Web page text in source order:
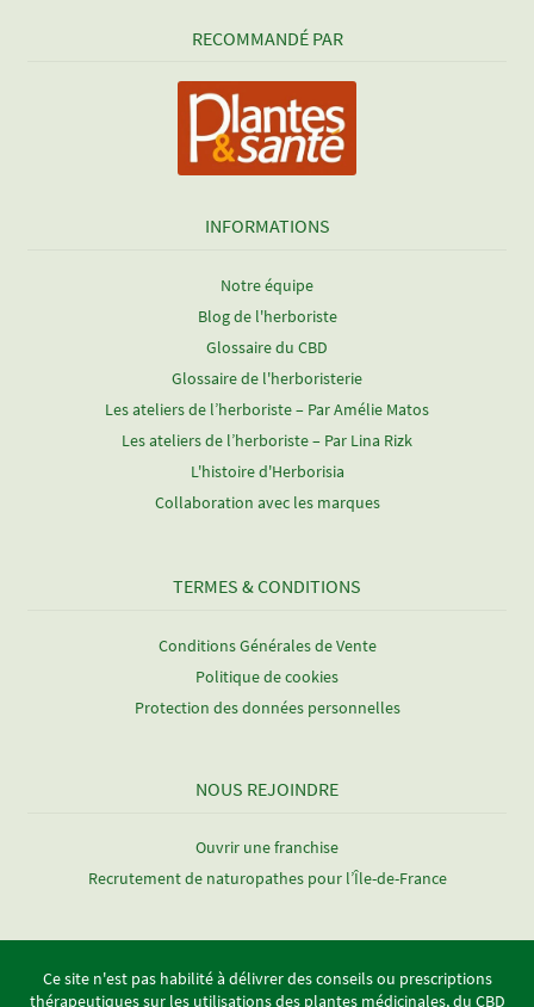
RECOMMANDÉ PAR
INFORMATIONS
Notre équipe
Blog de l'herboriste
Glossaire du CBD
Glossaire de l'herboristerie
Les ateliers de l’herboriste – Par Amélie Matos
Les ateliers de l’herboriste – Par Lina Rizk
L'histoire d'Herborisia
Collaboration avec les marques
TERMES & CONDITIONS
Conditions Générales de Vente
Politique de cookies
Protection des données personnelles
NOUS REJOINDRE
Ouvrir une franchise
Recrutement de naturopathes pour l’Île-de-France
Ce site n'est pas habilité à délivrer des conseils ou prescriptions
thérapeutiques sur les utilisations des plantes médicinales, du CBD